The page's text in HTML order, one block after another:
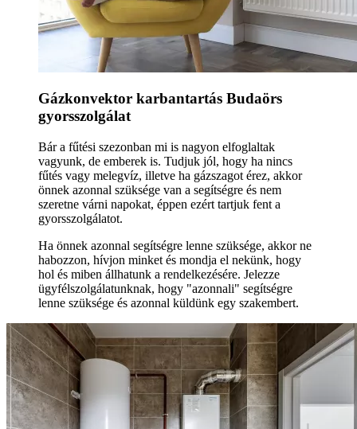
Gázkonvektor karbantartás Budaörs
gyorsszolgálat
Bár a fűtési szezonban mi is nagyon elfoglaltak
vagyunk, de emberek is. Tudjuk jól, hogy ha nincs
fűtés vagy melegvíz, illetve ha gázszagot érez, akkor
önnek azonnal szüksége van a segítségre és nem
szeretne várni napokat, éppen ezért tartjuk fent a
gyorsszolgálatot.
Ha önnek azonnal segítségre lenne szüksége, akkor ne
habozzon, hívjon minket és mondja el nekünk, hogy
hol és miben állhatunk a rendelkezésére. Jelezze
ügyfélszolgálatunknak, hogy "azonnali" segítségre
lenne szüksége és azonnal küldünk egy szakembert.